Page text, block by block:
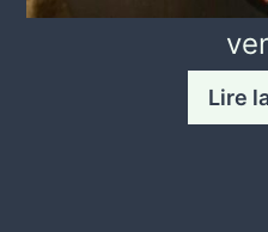
Lire